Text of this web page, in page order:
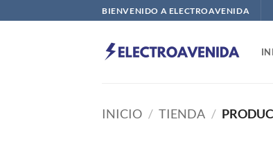
al
BIENVENIDO A ELECTROAVENIDA
INICIO / TIENDA /